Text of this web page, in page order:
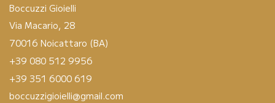
Boccuzzi Gioielli
Via Macario, 28
70016 Noicattaro (BA)
+39 080 512 9956
+39 351 6000 619
boccuzzigioielli@gmail.com